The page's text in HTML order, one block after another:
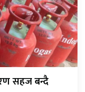
सहज बन्दै